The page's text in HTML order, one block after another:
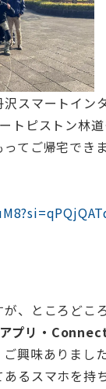
スマートイン
トピストン林
てご帰宅できま
、ところどこ
リ・
ご興味ありま
るスマホを持